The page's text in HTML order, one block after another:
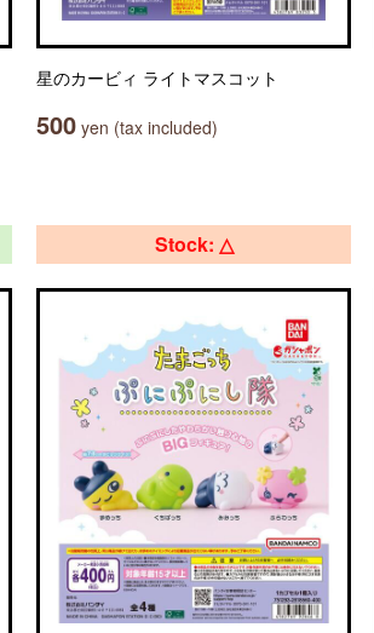
星のカービィ ライトマスコット
500 yen (tax included)
Stock: △